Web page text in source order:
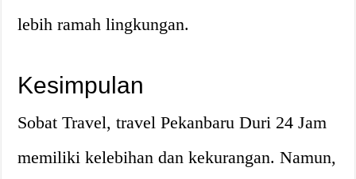
lebih ramah lingkungan.
Kesimpulan
Sobat Travel, travel Pekanbaru Duri 24 Jam
memiliki kelebihan dan kekurangan. Namun,